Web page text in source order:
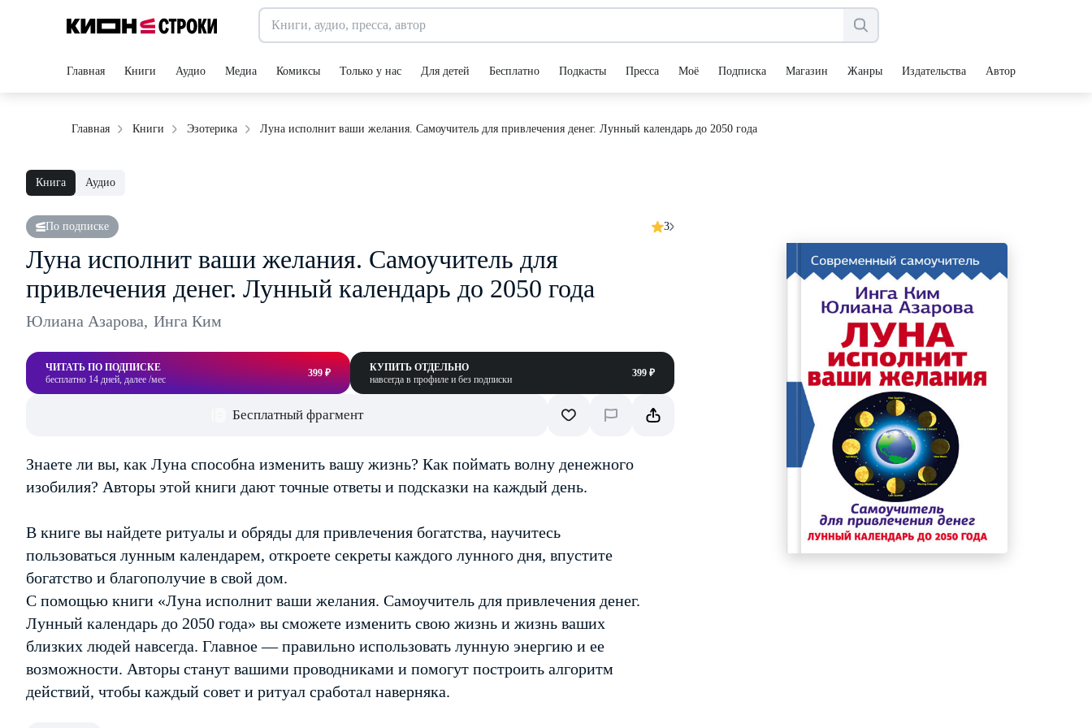
Главная Книги Аудио Медиа Комиксы Только у нас Для детей Бесплатно Подкасты Пресса Моё Подписка Магазин Жанры Издательства Авторы
Главная Книги Эзотерика Луна исполнит ваши желания. Самоучитель для привлечения денег. Лунный календарь до 2050 года
Книга Аудио
По подписке 3
Луна исполнит ваши желания. Самоучитель для
привлечения денег. Лунный календарь до 2050 года
Юлиана Азарова, Инга Ким
ЧИТАТЬ ПО ПОДПИСКЕ
бесплатно 14 дней, далее /мес
399 ₽
КУПИТЬ ОТДЕЛЬНО
навсегда в профиле и без подписки
399 ₽
Бесплатный фрагмент
Знаете ли вы, как Луна способна изменить вашу жизнь? Как поймать волну денежного
изобилия? Авторы этой книги дают точные ответы и подсказки на каждый день.
В книге вы найдете ритуалы и обряды для привлечения богатства, научитесь
пользоваться лунным календарем, откроете секреты каждого лунного дня, впустите
богатство и благополучие в свой дом.
С помощью книги «Луна исполнит ваши желания. Самоучитель для привлечения денег.
Лунный календарь до 2050 года» вы сможете изменить свою жизнь и жизнь ваших
близких людей навсегда. Главное — правильно использовать лунную энергию и ее
возможности. Авторы станут вашими проводниками и помогут построить алгоритм
действий, чтобы каждый совет и ритуал сработал наверняка.